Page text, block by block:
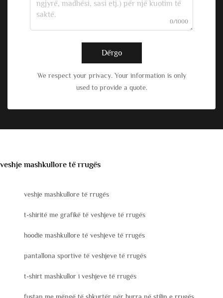
0/1000
Dërgo
We respect your privacy. Your information is only
used to provide a quote.
veshje mashkullore të rrugës
veshje mashkullore të rrugës
t-shiritë me grafikë të veshjeve të rrugës
hoodie mashkullore të veshjeve të rrugës
pantallona sportive të veshjeve të rrugës
t-shirt mashkullor i veshjeve të rrugës
fustan me mëngë të shkurtër për burra në stilin e rrugës